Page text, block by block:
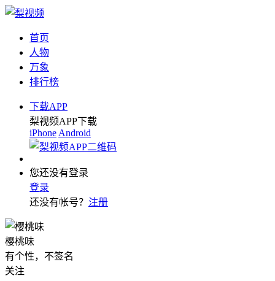
首页
人物
万象
排行榜
下载APP
梨视频APP下载
iPhone Android
您还没有登录
登录
还没有帐号？ 注册
樱桃味
有个性，不签名
关注